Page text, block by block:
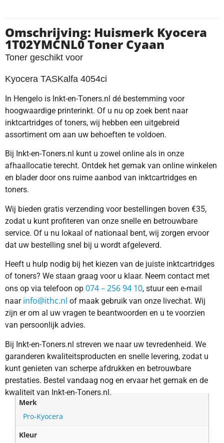
Omschrijving: Huismerk Kyocera
1T02YMCNL0 Toner Cyaan
Toner geschikt voor
Kyocera TASKalfa 4054ci
In Hengelo is Inkt-en-Toners.nl dé bestemming voor
hoogwaardige printerinkt. Of u nu op zoek bent naar
inktcartridges of toners, wij hebben een uitgebreid
assortiment om aan uw behoeften te voldoen.
Bij Inkt-en-Toners.nl kunt u zowel online als in onze
afhaallocatie terecht. Ontdek het gemak van online winkelen
en blader door ons ruime aanbod van inktcartridges en
toners.
Wij bieden gratis verzending voor bestellingen boven €35,
zodat u kunt profiteren van onze snelle en betrouwbare
service. Of u nu lokaal of nationaal bent, wij zorgen ervoor
dat uw bestelling snel bij u wordt afgeleverd.
Heeft u hulp nodig bij het kiezen van de juiste inktcartridges
of toners? We staan graag voor u klaar. Neem contact met
ons op via telefoon op 074 – 256 94 10, stuur een e-mail
naar info@ithc.nl of maak gebruik van onze livechat. Wij
zijn er om al uw vragen te beantwoorden en u te voorzien
van persoonlijk advies.
Bij Inkt-en-Toners.nl streven we naar uw tevredenheid. We
garanderen kwaliteitsproducten en snelle levering, zodat u
kunt genieten van scherpe afdrukken en betrouwbare
prestaties. Bestel vandaag nog en ervaar het gemak en de
kwaliteit van Inkt-en-Toners.nl.
Merk
Pro-Kyocera
Kleur